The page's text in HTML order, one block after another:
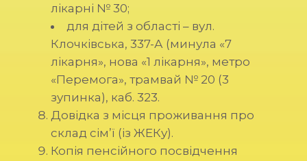
лікарні № 30;
для дітей з області – вул.
Клочківська, 337-А (минула «7
лікарня», нова «1 лікарня», метро
«Перемога», трамвай № 20 (3
зупинка), каб. 323.
Довідка з місця проживання про
склад сім’ї (із ЖЕКу).
Копія пенсійного посвідчення